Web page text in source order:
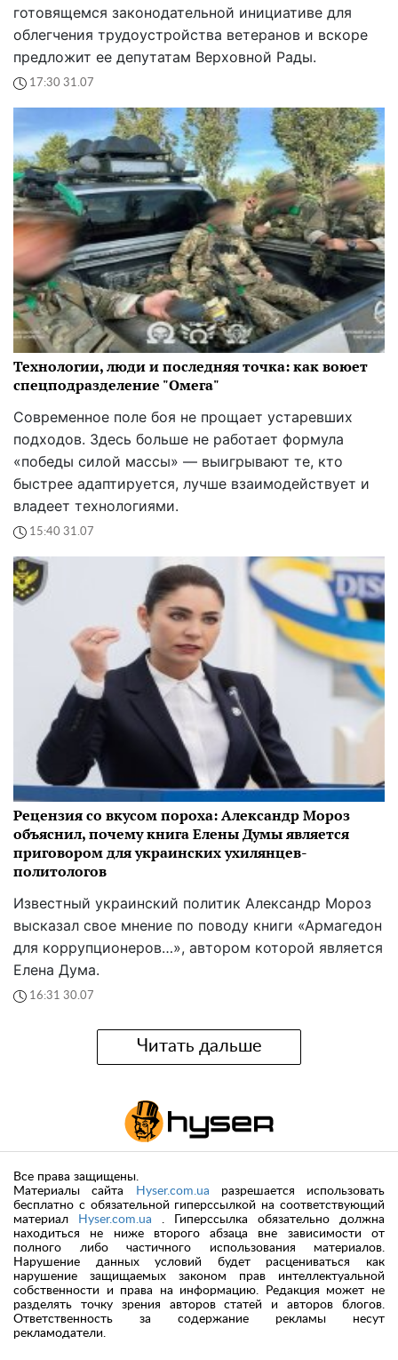
готовящемся законодательной инициативе для
облегчения трудоустройства ветеранов и вскоре
предложит ее депутатам Верховной Рады.
17:30 31.07
Технологии, люди и последняя точка: как воюет
спецподразделение "Омега"
Современное поле боя не прощает устаревших
подходов. Здесь больше не работает формула
«победы силой массы» — выигрывают те, кто
быстрее адаптируется, лучше взаимодействует и
владеет технологиями.
15:40 31.07
Рецензия со вкусом пороха: Александр Мороз
объяснил, почему книга Елены Думы является
приговором для украинских ухилянцев-
политологов
Известный украинский политик Александр Мороз
высказал свое мнение по поводу книги «Армагедон
для коррупционеров…», автором которой является
Елена Дума.
16:31 30.07
Читать дальше
Все права защищены.
Материалы сайта
Hyser.com.ua разрешается использовать
бесплатно с обязательной гиперссылкой на соответствующий
материал
Hyser.com.ua . Гиперссылка обязательно должна
находиться не ниже второго абзаца вне зависимости от
полного либо частичного использования материалов.
Нарушение данных условий будет расцениваться как
нарушение защищаемых законом прав интеллектуальной
собственности и права на информацию. Редакция может не
разделять точку зрения авторов статей и авторов блогов.
Ответственность за содержание рекламы несут
рекламодатели.